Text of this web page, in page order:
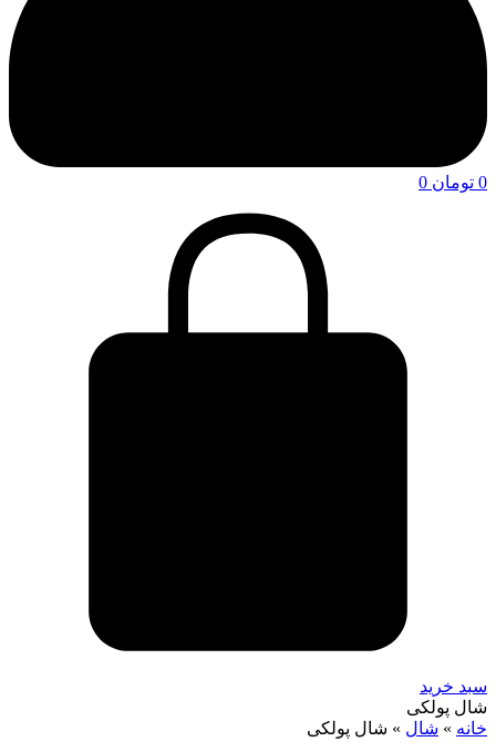
0 تومان 0
سبد خرید
شال پولکی
خانه » شال » شال پولکی